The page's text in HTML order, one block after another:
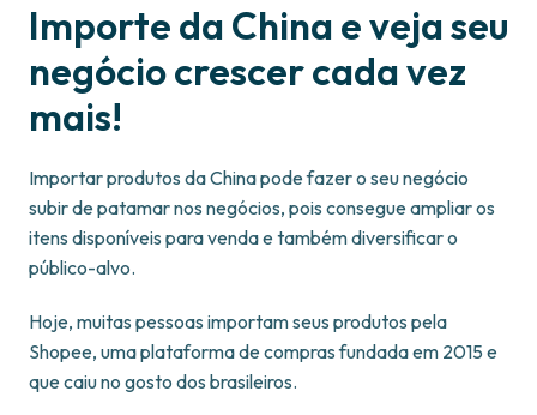
Importe da China e veja seu
negócio crescer cada vez
mais!
Importar produtos da China pode fazer o seu negócio
subir de patamar nos negócios, pois consegue ampliar os
itens disponíveis para venda e também diversificar o
público-alvo.
Hoje, muitas pessoas importam seus produtos pela
Shopee, uma plataforma de compras fundada em 2015 e
que caiu no gosto dos brasileiros.